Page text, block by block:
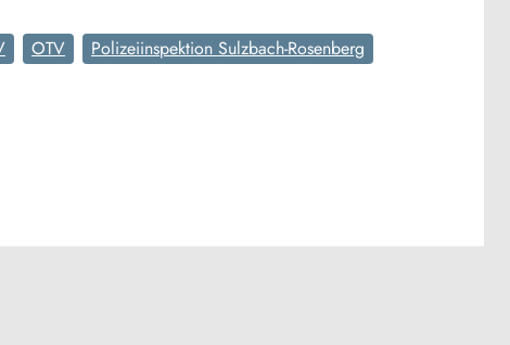
OTV
Polizeiinspektion Sulzbach-Rosenberg